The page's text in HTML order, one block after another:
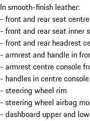
In smooth-finish leather:
- front and rear seat
- front and rear seat inner
- front and rear headrest
- armrest and handle in
- armrest centre console
- handles in centre console
- steering wheel rim
- steering wheel airbag
- dashboard upper and